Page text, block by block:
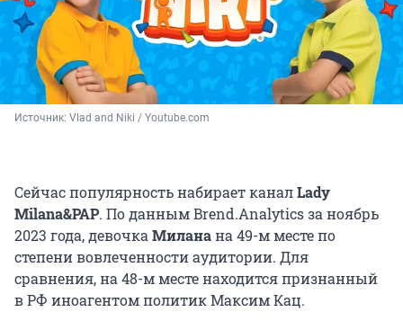
Источник: Vlad and Niki / Youtube.com
Сейчас популярность набирает каналLady
Milana&PAP. По данным Brend.Analytics за ноябрь
2023 года, девочка Миланана 49-м месте по
степени вовлеченности аудитории. Для
сравнения, на 48-м месте находится признанный
в РФ иноагентом политик Максим Кац.